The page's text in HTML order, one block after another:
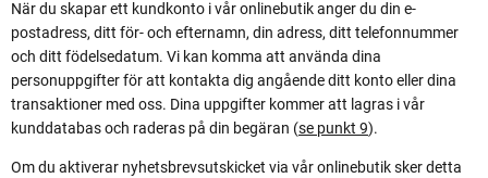
När du skapar ett kundkonto i vår onlinebutik anger du din e-
postadress, ditt för- och efternamn, din adress, ditt telefonnummer
och ditt födelsedatum. Vi kan komma att använda dina
personuppgifter för att kontakta dig angående ditt konto eller dina
transaktioner med oss. Dina uppgifter kommer att lagras i vår
kunddatabas och raderas på din begäran (se punkt 9).
Om du aktiverar nyhetsbrevsutskicket via vår onlinebutik sker detta